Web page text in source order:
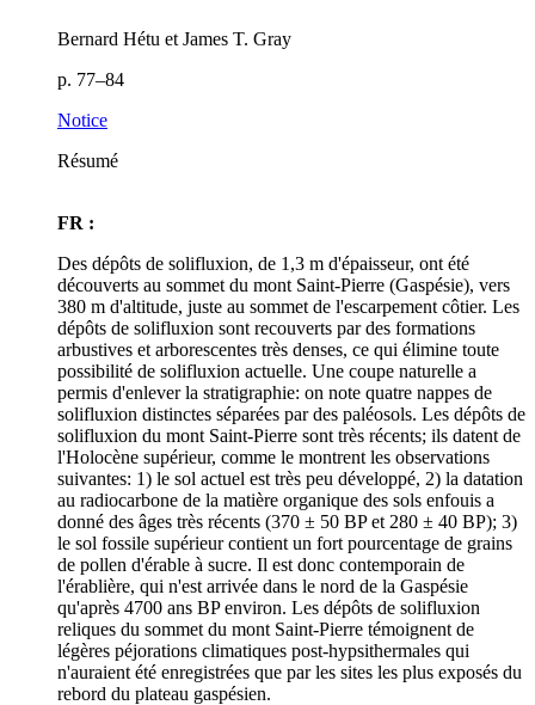
Bernard Hétu et James T. Gray
p. 77–84
Notice
Résumé
FR :
Des dépôts de solifluxion, de 1,3 m d'épaisseur, ont été
découverts au sommet du mont Saint-Pierre (Gaspésie), vers
380 m d'altitude, juste au sommet de l'escarpement côtier. Les
dépôts de solifluxion sont recouverts par des formations
arbustives et arborescentes très denses, ce qui élimine toute
possibilité de solifluxion actuelle. Une coupe naturelle a
permis d'enlever la stratigraphie: on note quatre nappes de
solifluxion distinctes séparées par des paléosols. Les dépôts de
solifluxion du mont Saint-Pierre sont très récents; ils datent de
l'Holocène supérieur, comme le montrent les observations
suivantes: 1) le sol actuel est très peu développé, 2) la datation
au radiocarbone de la matière organique des sols enfouis a
donné des âges très récents (370 ± 50 BP et 280 ± 40 BP); 3)
le sol fossile supérieur contient un fort pourcentage de grains
de pollen d'érable à sucre. Il est donc contemporain de
l'érablière, qui n'est arrivée dans le nord de la Gaspésie
qu'après 4700 ans BP environ. Les dépôts de solifluxion
reliques du sommet du mont Saint-Pierre témoignent de
légères péjorations climatiques post-hypsithermales qui
n'auraient été enregistrées que par les sites les plus exposés du
rebord du plateau gaspésien.